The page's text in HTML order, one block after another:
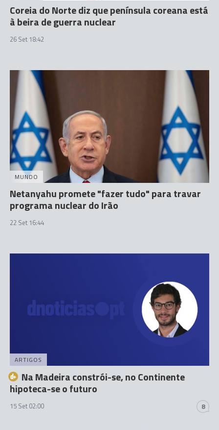
Coreia do Norte diz que península coreana está
à beira de guerra nuclear
26 Set 18:42
MUNDO
Netanyahu promete "fazer tudo" para travar
programa nuclear do Irão
22 Set 16:44
ARTIGOS
Na Madeira constrói-se, no Continente
hipoteca-se o futuro
15 Set 02:00 8